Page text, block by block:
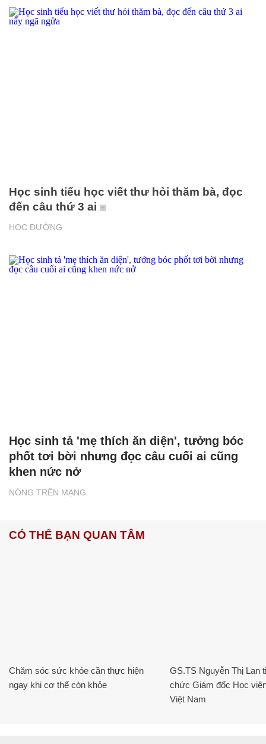
HỌC ĐƯỜNG
Học sinh tiểu học viết thư hỏi thăm bà, đọc
đến câu thứ 3 ai
NÓNG TRÊN MẠNG
Học sinh tả 'mẹ thích ăn diện', tưởng bóc
phốt tơi bời nhưng đọc câu cuối ai cũng
khen nức nở
CÓ THỂ BẠN QUAN TÂM
Chăm sóc sức khỏe cần thực hiện
ngay khi cơ thể còn khỏe
GS.TS Nguyễn Thị Lan
chức Giám đốc Học
Việt Nam